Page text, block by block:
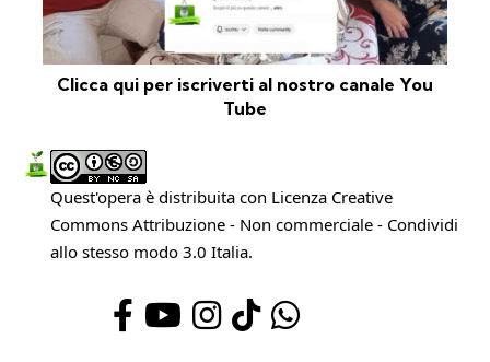
Clicca qui per iscriverti al nostro canale You
Tube
Quest'opera è distribuita con Licenza Creative
Commons Attribuzione - Non commerciale - Condividi
allo stesso modo 3.0 Italia.